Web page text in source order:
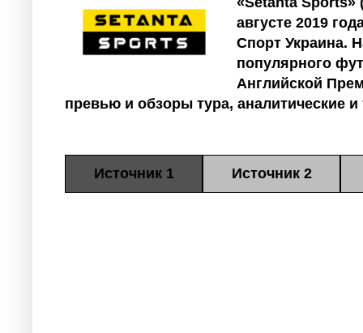
августе 2019
Спорт Украина.
популярного
Английской
превью и обзоры тура, аналитические
Источник 1 Источник 2